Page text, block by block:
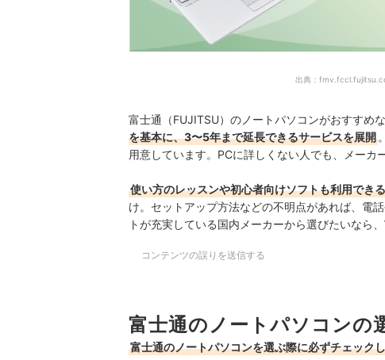
出典：
富士通（FUJITSU）のノートパソコンがおすすめ
を基本に、3〜5年まで延長できるサービスを展開
用意しています。PCに詳しくない人でも、メーカ
使い方のレッスンや初心者向けソフトも利用でき
け。セットアップ方法などの不明点があれば、電
トが充実している国内メーカーから選びたいなら
コンテンツの誤りを送信する
富士通のノートパソコンの
富士通のノートパソコンを選ぶ際に必ずチェック